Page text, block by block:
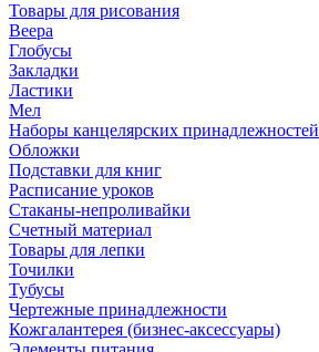
Товары для рисования
Веера
Глобусы
Закладки
Ластики
Мел
Наборы канцелярских принадлежностей
Обложки
Подставки для книг
Расписание уроков
Стаканы-непроливайки
Счетный материал
Товары для лепки
Точилки
Тубусы
Чертежные принадлежности
Кожгалантерея (бизнес-аксессуары)